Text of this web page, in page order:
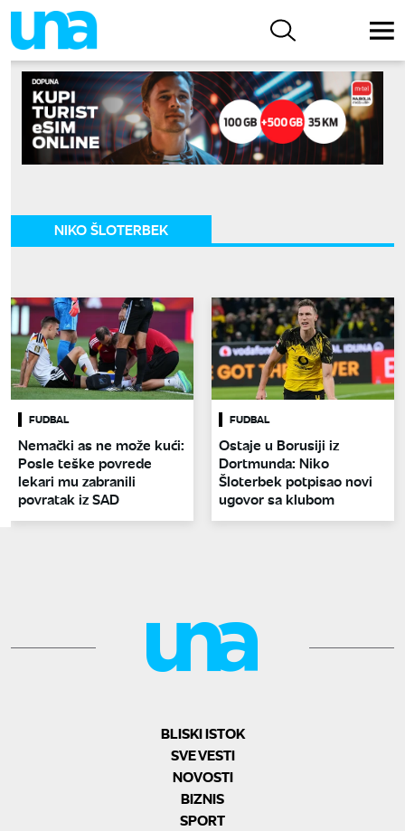
NIKO ŠLOTERBEK
FUDBAL
Nemački as ne može kući:
Posle teške povrede
lekari mu zabranili
povratak iz SAD
FUDBAL
Ostaje u Borusiji iz
Dortmunda: Niko
Šloterbek potpisao novi
ugovor sa klubom
BLISKI ISTOK
SVE VESTI
NOVOSTI
BIZNIS
SPORT